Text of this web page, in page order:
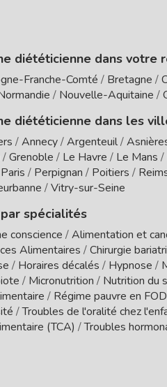
diététicienne dans votre
Franche-Comté / Bretagne /
/ Nouvelle-Aquitaine /
diététicienne dans les
/Annecy/Argenteuil/
/Grenoble / Le Havre / Le Mans /
Paris / Perpignan / Poitiers /
/Vitry-sur-Seine
spécialités
conscience /Alimentation et
Alimentaires /Chirurgie
/ Horaires décalés / Hypnose /
/ Micronutrition / Nutrition du
/ Régime pauvre en
/Troubles de l'oralité chez
(TCA) /Troubles